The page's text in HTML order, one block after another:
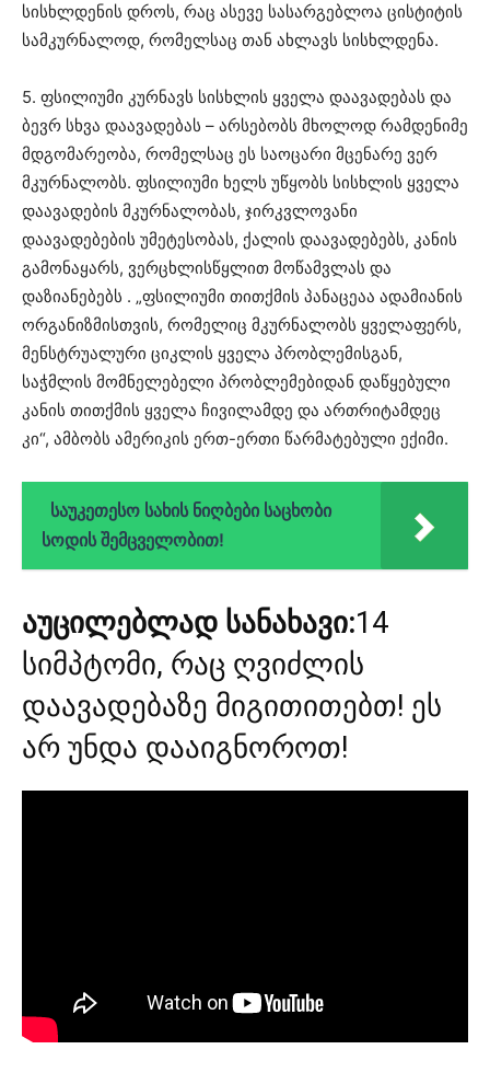
სისხლდენის დროს, რაც ასევე სასარგებლოა ცისტიტის
სამკურნალოდ, რომელსაც თან ახლავს სისხლდენა.
5. ფსილიუმი კურნავს სისხლის ყველა დაავადებას და
ბევრ სხვა დაავადებას – არსებობს მხოლოდ რამდენიმე
მდგომარეობა, რომელსაც ეს საოცარი მცენარე ვერ
მკურნალობს. ფსილიუმი ხელს უწყობს სისხლის ყველა
დაავადების მკურნალობას, ჯირკვლოვანი
დაავადებების უმეტესობას, ქალის დაავადებებს, კანის
გამონაყარს, ვერცხლისწყლით მოწამვლას და
დაზიანებებს . „ფსილიუმი თითქმის პანაცეაა ადამიანის
ორგანიზმისთვის, რომელიც მკურნალობს ყველაფერს,
მენსტრუალური ციკლის ყველა პრობლემისგან,
საჭმლის მომნელებელი პრობლემებიდან დაწყებული
კანის თითქმის ყველა ჩივილამდე და ართრიტამდეც
კი“, ამბობს ამერიკის ერთ-ერთი წარმატებული ექიმი.
საუკეთესო სახის ნიღბები საცხობი
სოდის შემცველობით!
აუცილებლად სანახავი:14
სიმპტომი, რაც ღვიძლის
დაავადებაზე მიგითითებთ! ეს
არ უნდა დააიგნოროთ!